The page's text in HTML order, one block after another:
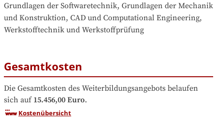
Grundlagen der Softwaretechnik, Grundlagen der Mechanik
und Konstruktion, CAD und Computational Engineering,
Werkstofftechnik und Werkstoffprüfung
Gesamtkosten
Die Gesamtkosten des Weiterbildungsangebots belaufen
sich auf 15.456,00 Euro.
Kostenübersicht